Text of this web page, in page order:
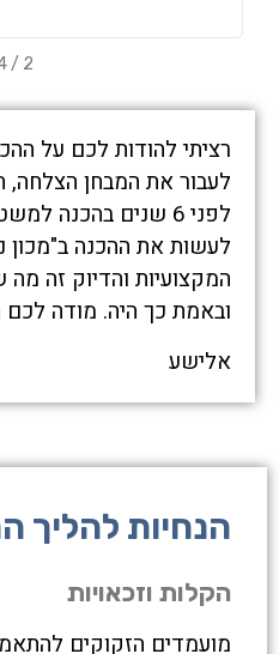
2
/
רציתי להודות לכם על
לעבור את המבחן הצלחה,
לפני 6 שנים בהכנה
לעשות את ההכנה ב"מכון
המקצועיות והדיוק זה מה
ובאמת כך היה. מודה
אלישע
הנחיות להליך
הקלות וזכאויות
מועמדים הזקוקים